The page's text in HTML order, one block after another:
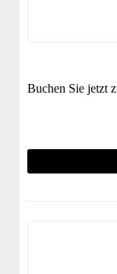
Buchen Sie jetzt